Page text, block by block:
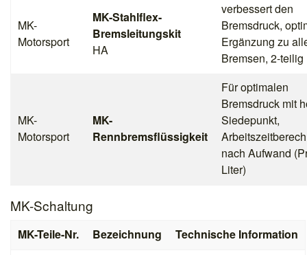
MK-
Motorsport
MK-Stahlflex-
Bremsleitungskit
HA
verbessert den
Bremsdruck,
Ergänzung zu
Bremsen, 2-teilig
MK-
Motorsport
MK-
Rennbremsflüssigkeit
Für optimalen
Bremsdruck mit
Siedepunkt,
nach Aufwand
Liter)
MK-Schaltung
MK-Teile-Nr. Bezeichnung Technische Information